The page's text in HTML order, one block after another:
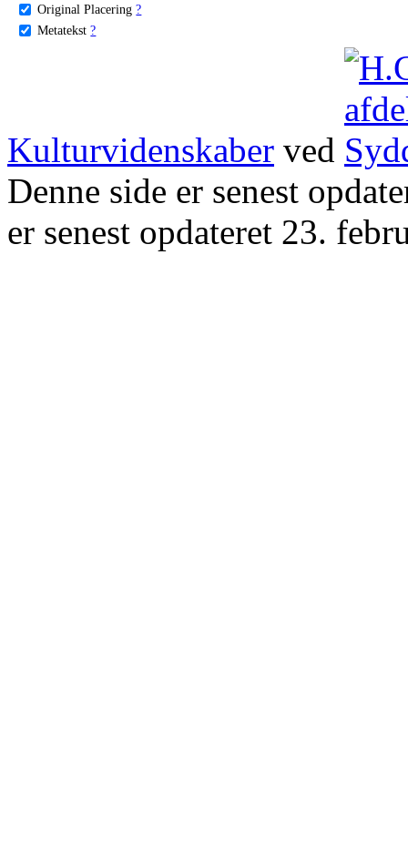
Original Placering ?
Metatekst ?
Kulturvidenskaber ved
Denne side er senest
er senest opdateret 23.